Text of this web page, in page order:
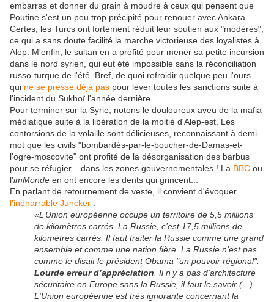
embarras et donner du grain à moudre à ceux qui pensent que
Poutine s'est un peu trop précipité pour renouer avec Ankara.
Certes, les Turcs ont fortement réduit leur soutien aux "modérés",
ce qui a sans doute facilité la marche victorieuse des loyalistes à
Alep. M'enfin, le sultan en a profité pour mener sa petite incursion
dans le nord syrien, qui eut été impossible sans la réconciliation
russo-turque de l'été. Bref, de quoi refroidir quelque peu l'ours
qui ne se presse déjà pas pour lever toutes les sanctions suite à
l'incident du Sukhoï l'année dernière.
Pour terminer sur la Syrie, notons le douloureux aveu de la mafia
médiatique suite à la libération de la moitié d'Alep-est. Les
contorsions de la volaille sont délicieuses, reconnaissant à demi-
mot que les civils "bombardés-par-le-boucher-de-Damas-et-
l'ogre-moscovite" ont profité de la désorganisation des barbus
pour se réfugier... dans les zones gouvernementales ! La BBC ou
l'imMonde en ont encore les dents qui grincent...
En parlant de retournement de veste, il convient d'évoquer
l'inénarrable Juncker :
«L’Union européenne occupe un territoire de 5,5 millions
de kilomètres carrés. La Russie, c’est 17,5 millions de
kilomètres carrés. Il faut traiter la Russie comme une grand
ensemble et comme une nation fière. La Russie n’est pas
comme le disait le président Obama "un pouvoir régional".
Lourde erreur d’appréciation . Il n’y a pas d’architecture
sécuritaire en Europe sans la Russie, il faut le savoir (...)
L'Union européenne est très ignorante concernant la